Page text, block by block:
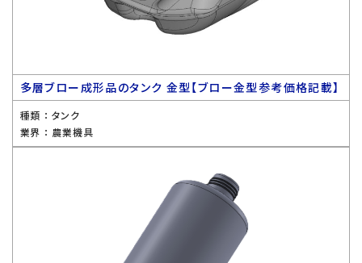
多層ブロー成形品のタンク 金型【ブロー金型参考価格記載】
種類 ： タンク
業界 ： 農業機具